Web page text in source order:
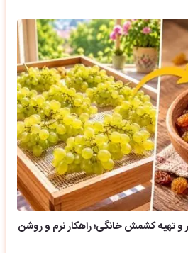
کشمش خانگی؛ راهکار نرم و روشن